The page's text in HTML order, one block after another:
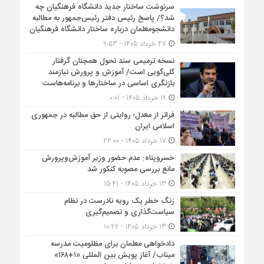
سرنوشت ساختار جدید دانشگاه فرهنگیان چه
شد؟/ پاسخ رئیس دفتر رئیس‌جمهور به مطالبه
دانشجومعلمان درباره ساختار دانشگاه فرهنگیان
نسخه ترمیمی سند تحول همچنان گرفتار
کلی‌گویی است/ آموزش و پرورش نیازمند
بازنگری اساسی در ساختارها و برنامه‌هاست
فراتر از معدل؛ روایتی از حق مطالبه در جمهوری
اسلامی ایران
خسروپناه: عدم حضور وزیر آموزش‌وپرورش
مانع بررسی مصوبه کنکور شد
زنگ خطر یک رویه نادرست در نظام
سیاست‌گذاری و تصمیم‌گیری
دادخواهی معلمان برای مظلومیت مدرسه
میناب/ آغاز پویش بین المللی «۱+۱۶۸»